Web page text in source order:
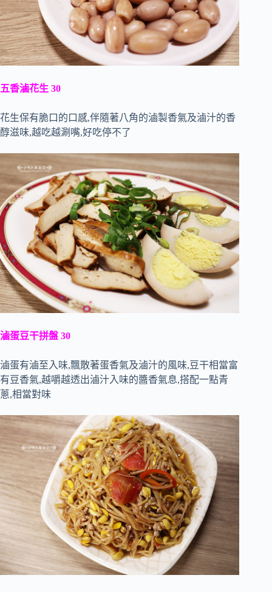
五香滷花生 30
花生保有脆口的口感,伴隨著八角的滷製香氣及滷汁的香
醇滋味,越吃越涮嘴,好吃停不了
滷蛋豆干拼盤 30
滷蛋有滷至入味,飄散著蛋香氣及滷汁的風味,豆干相當富
有豆香氣,越嚼越透出滷汁入味的醬香氣息,搭配一點青
蔥,相當對味